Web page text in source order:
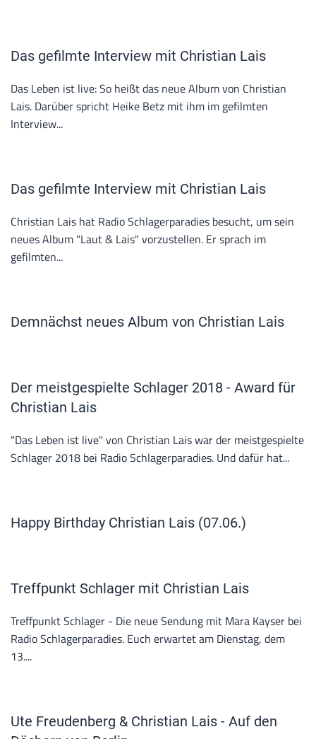
Das gefilmte Interview mit Christian Lais
Das Leben ist live: So heißt das neue Album von Christian
Lais. Darüber spricht Heike Betz mit ihm im gefilmten
Interview...
Das gefilmte Interview mit Christian Lais
Christian Lais hat Radio Schlagerparadies besucht, um sein
neues Album "Laut & Lais" vorzustellen. Er sprach im
gefilmten...
Demnächst neues Album von Christian Lais
Der meistgespielte Schlager 2018 - Award für
Christian Lais
"Das Leben ist live" von Christian Lais war der meistgespielte
Schlager 2018 bei Radio Schlagerparadies. Und dafür hat...
Happy Birthday Christian Lais (07.06.)
Treffpunkt Schlager mit Christian Lais
Treffpunkt Schlager - Die neue Sendung mit Mara Kayser bei
Radio Schlagerparadies. Euch erwartet am Dienstag, dem
13....
Ute Freudenberg & Christian Lais - Auf den